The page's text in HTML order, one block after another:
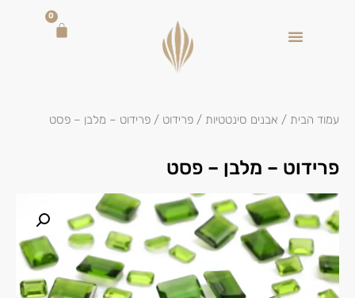
0
עמוד הבית / אבנים סינטטיות / פרידוט / פרידוט – מלבן – פסט
פרידוט – מלבן – פסט